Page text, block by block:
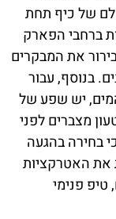
של כיף תחת
ברחבי הפארק
את המבקרים
בנוסף, עבור
יש שפע של
מצברים לפני
בחירה בהגעה
את האטרקציות
טיפ פנימי